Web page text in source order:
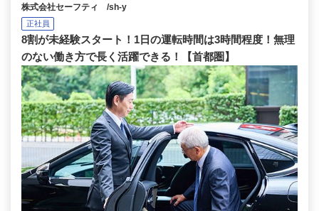
株式会社セーフティ /sh-y
正社員
8割が未経験スタート！1日の運転時間は3時間程度！無理
のない働き方で長く活躍できる！【首都圏】